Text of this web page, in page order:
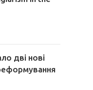
дві нові